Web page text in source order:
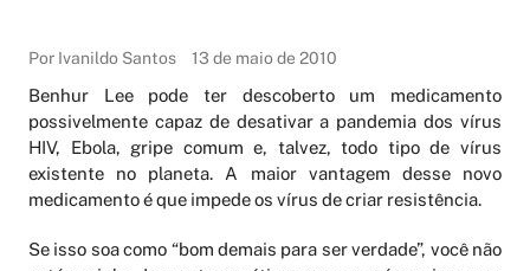
Por Ivanildo Santos 13 de maio de 2010
Benhur Lee pode ter descoberto um medicamento
possivelmente capaz de desativar a pandemia dos vírus
HIV, Ebola, gripe comum e, talvez, todo tipo de vírus
existente no planeta. A maior vantagem desse novo
medicamento é que impede os vírus de criar resistência.
Se isso soa como “bom demais para ser verdade”, você não